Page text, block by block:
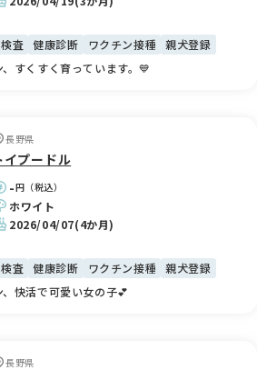
査 健康診断 ワクチン接種
親犬登録
すくすく育っています。💙
長野県
イプードル
-円（税込）
ホワイト
2026/04/07(4か月)
査 健康診断 ワクチン接種
親犬登録
快活で可愛い女の子💕
長野県